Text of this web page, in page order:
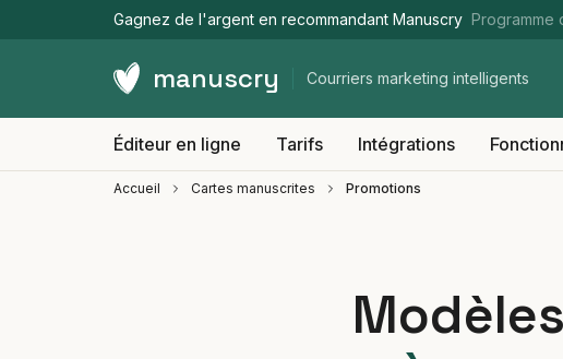
Gagnez de l'argent en recommandant Manuscry Programme
manuscry Courriers marketing intelligents
Éditeur en ligne Tarifs Intégrations
Accueil Cartes manuscrites Promotions